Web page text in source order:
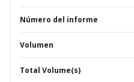
Número del informe
Volumen
Total Volume(s)